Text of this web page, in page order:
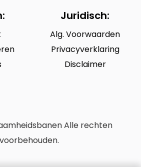
Juridisch:
Alg. Voorwaarden
Privacyverklaring
Disclaimer
Alle rechten
voorbehouden.